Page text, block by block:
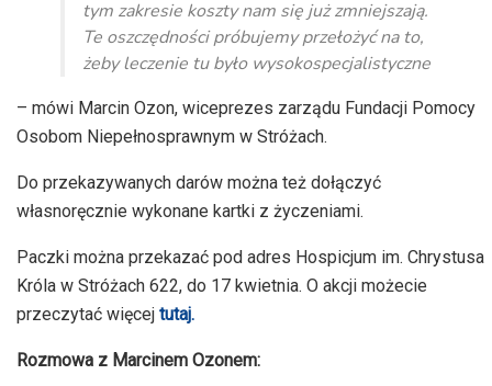
tym zakresie koszty nam się już zmniejszają.
Te oszczędności próbujemy przełożyć na to,
żeby leczenie tu było wysokospecjalistyczne
– mówi Marcin Ozon, wiceprezes zarządu Fundacji Pomocy
Osobom Niepełnosprawnym w Stróżach.
Do przekazywanych darów można też dołączyć
własnoręcznie wykonane kartki z życzeniami.
Paczki można przekazać pod adres Hospicjum im. Chrystusa
Króla w Stróżach 622, do 17 kwietnia. O akcji możecie
przeczytać więcej tutaj.
Rozmowa z Marcinem Ozonem: